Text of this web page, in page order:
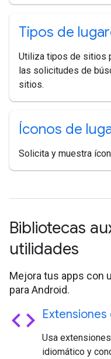
Tipos de
Utiliza tipos de sitios
las solicitudes de
sitios.
Íconos de
Solicita y muestra
Bibliotecas
utilidades
Mejora tus apps con
para Android.
code Extensiones
Usa
idiomático y